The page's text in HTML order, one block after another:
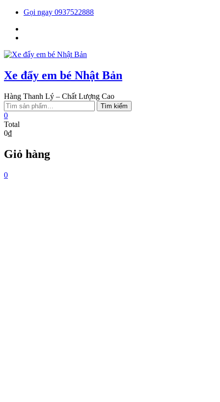
Skip
content
Gọi ngay 0937522888
Xe đẩy em bé Nhật Bản
Hàng Thanh Lý – Chất Lượng Cao
Tìm
kiếm:
Tìm kiếm
0
Total
0₫
Giỏ hàng
0